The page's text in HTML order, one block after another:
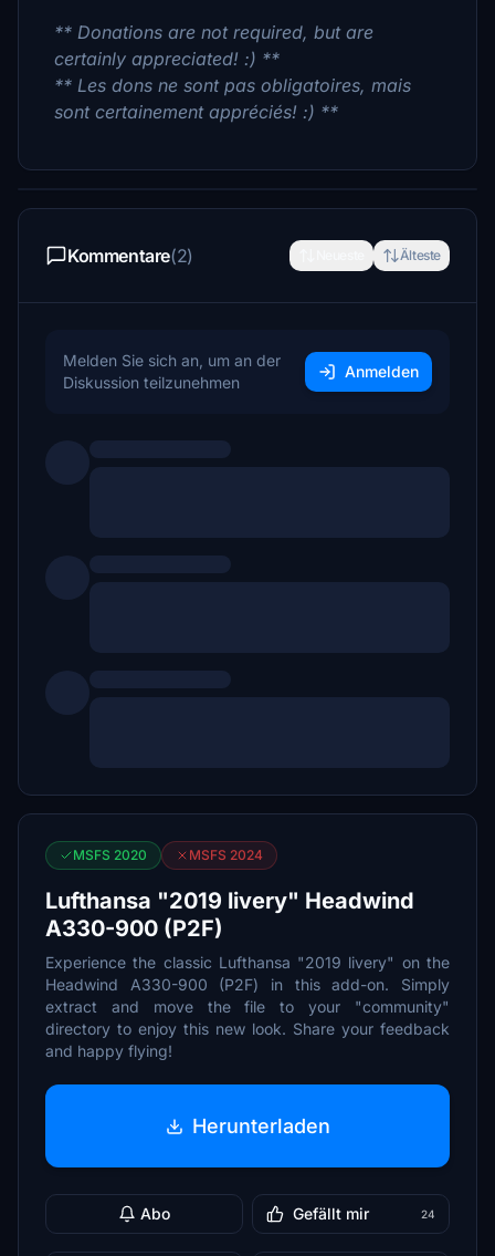
** Donations are not required, but are
certainly appreciated! :) **
** Les dons ne sont pas obligatoires, mais
sont certainement appréciés! :) **
Kommentare(2) Älteste
Melden Sie sich an, um an der
Diskussion teilzunehmen
Anmelden
MSFS 2020 MSFS 2024
Lufthansa "2019 livery" Headwind
A330-900 (P2F)
Experience the classic Lufthansa "2019 livery" on the
Headwind A330-900 (P2F) in this add-on. Simply
extract and move the file to your "community"
directory to enjoy this new look. Share your feedback
and happy flying!
Herunterladen
Abo Gefällt mir 24